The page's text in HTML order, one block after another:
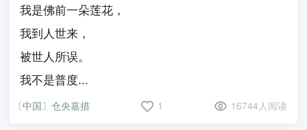
我是佛前一朵莲花，
我到人世来，
被世人所误。
我不是普度...
〔中国〕仓央嘉措 1 16744人阅读